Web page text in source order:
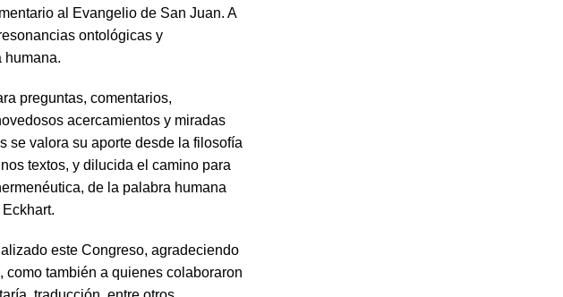
al Evangelio de San Juan. A
ontológicas y
humana.
preguntas, comentarios,
acercamientos y miradas
se valora su aporte desde la filosofía
textos, y dilucida el camino para
de la palabra humana
este Congreso, agradeciendo
como también a quienes colaboraron